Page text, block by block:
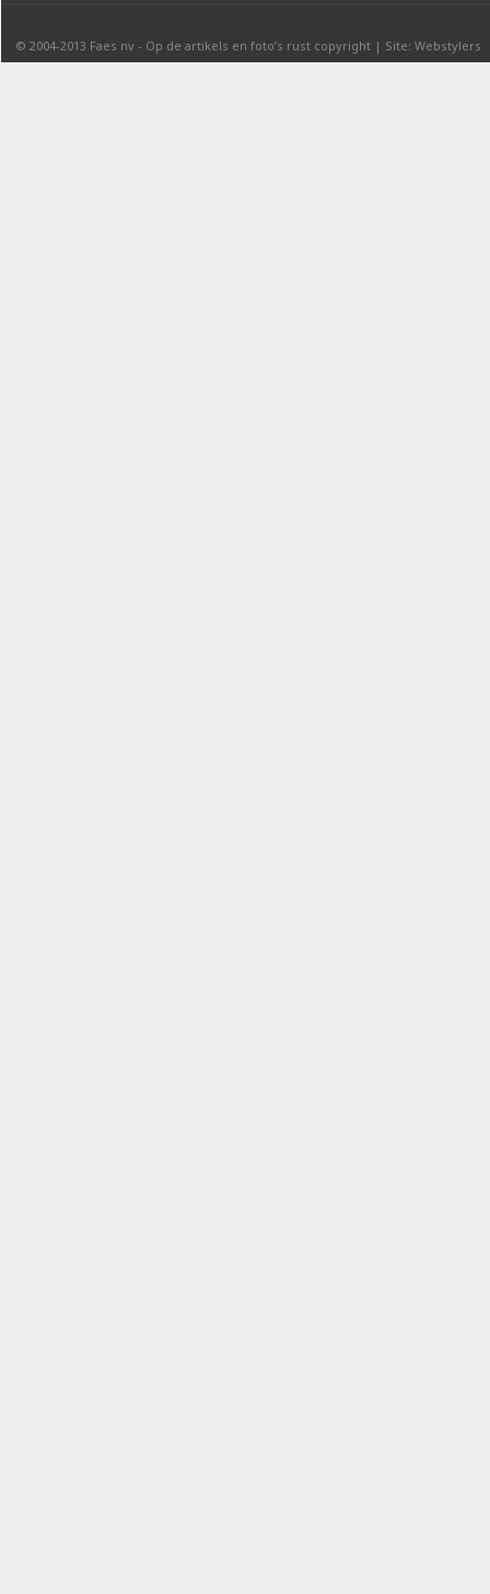
© 2004-2013 Faes nv - Op de artikels en foto’s rust copyright | Site: Webstylers